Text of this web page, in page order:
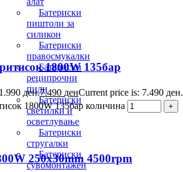
Батериски
пиштоли за
силикон
Батериски
правосмукалки
Батериски
реципрочни
пили
Батериски
светилки и
осветлување
Батериски
стругалки
Батериски
сувомонтажен
1800W 135бар
ден.7.490 денCurrent price is: 7.490 ден.
1800W 135бар количина
250x30mm 4500rpm